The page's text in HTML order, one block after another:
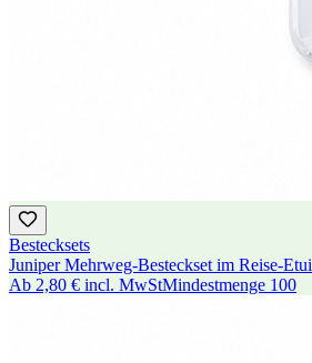
Bestecksets
Juniper Mehrweg-Besteckset im Reise-Etui
Ab 2,80 € incl. MwStMindestmenge 100